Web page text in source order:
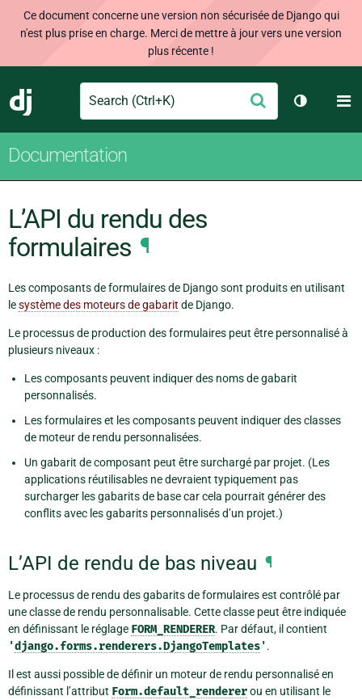
Ce document concerne une version non sécurisée de Django qui
n'est plus prise en charge. Merci de mettre à jour vers une version
plus récente !
Django
Search Envoyer
Changer
Documentation
L’API du rendu des
formulaires ¶
Les composants de formulaires de Django sont produits en utilisant
lesystème des moteurs de gabarit de Django.
Le processus de production des formulaires peut être personnalisé à
plusieurs niveaux :
Les composants peuvent indiquer des noms de gabarit
personnalisés.
Les formulaires et les composants peuvent indiquer des classes
de moteur de rendu personnalisées.
Un gabarit de composant peut être surchargé par projet. (Les
applications réutilisables ne devraient typiquement pas
surcharger les gabarits de base car cela pourrait générer des
conflits avec les gabarits personnalisés d’un projet.)
L’API de rendu de bas niveau ¶
Le processus de rendu des gabarits de formulaires est contrôlé par
une classe de rendu personnalisable. Cette classe peut être indiquée
en définissant le réglage FORM_RENDERER. Par défaut, il contient
'django.forms.renderers.DjangoTemplates'.
Il est aussi possible de définir un moteur de rendu personnalisé en
définissant l’attribut Form.default_rendererou en utilisant le